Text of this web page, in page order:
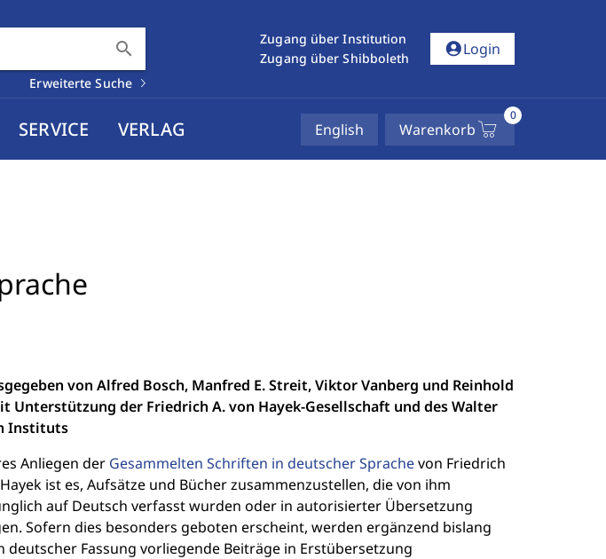
search
Erweiterte Suche
Zugang über Institution
Zugang über Shibboleth
account_circleLogin
SERVICE VERLAG English Warenkorb
0
von Alfred Bosch, Manfred E. Streit, Viktor Vanberg und Reinhold
Unterstützung der Friedrich A. von Hayek-Gesellschaft und des Walter
Instituts
Anliegen der Gesammelten Schriften in deutscher Sprachevon Friedrich
ist es, Aufsätze und Bücher zusammenzustellen, die von ihm
auf Deutsch verfasst wurden oder in autorisierter Übersetzung
Sofern dies besonders geboten erscheint, werden ergänzend bislang
deutscher Fassung vorliegende Beiträge in Erstübersetzung